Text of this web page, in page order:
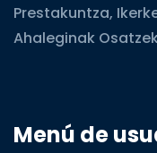
Prestakuntza,
Ahaleginak
Menú de